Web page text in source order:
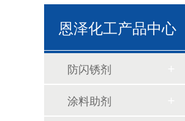
恩泽化工产品中心
防闪锈剂
涂料助剂